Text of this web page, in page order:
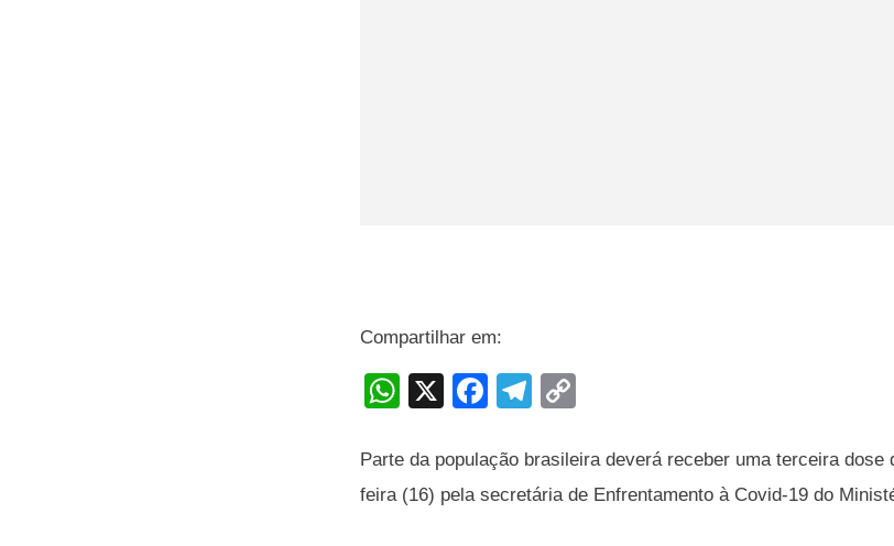
Compartilhar em:
W
at
s
X
F
c
e
T
e
gr
p
y
Parte da população brasileira deverá receber uma terceira
feira (16) pela secretária de Enfrentamento à Covid-19 do